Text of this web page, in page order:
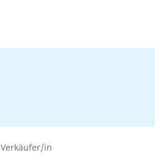
Verkäufer/in